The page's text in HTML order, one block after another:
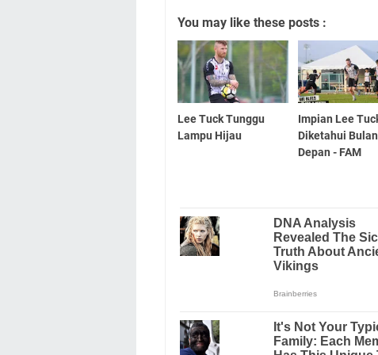
You may like these posts :
Lee Tuck Tunggu
Lampu Hijau
Impian Lee
Diketahui Bulan
Depan - FAM